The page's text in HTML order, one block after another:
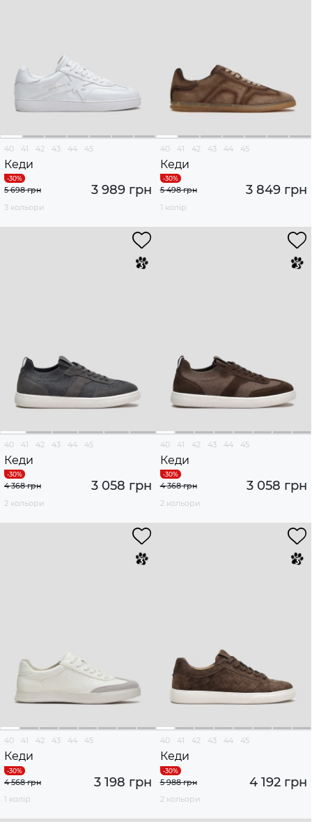
40 41 42 43 44 45
Кеди
3 989 грн
5 698 грн
3 кольори
40 41 42 43 44 45
Кеди
3 849 грн
5 498 грн
1 колір
40 41 42 43 44 45
Кеди
3 058 грн
4 368 грн
2 кольори
40 41 42 43 44 45
Кеди
3 058 грн
4 368 грн
2 кольори
40 41 42 43 44 45
Кеди
3 198 грн
4 568 грн
1 колір
40 41 42 43 44 45
Кеди
4 192 грн
5 988 грн
2 кольори